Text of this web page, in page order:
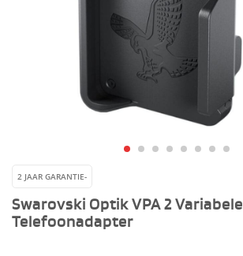
2 JAAR GARANTIE-
Swarovski Optik VPA 2 Variabele
Telefoonadapter